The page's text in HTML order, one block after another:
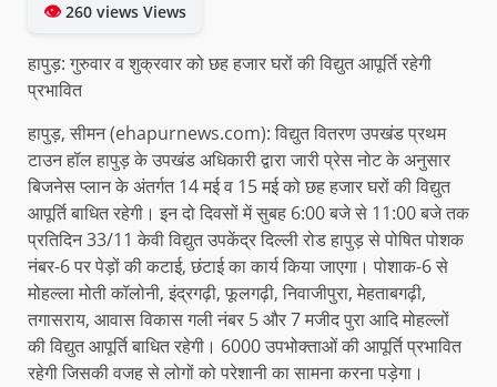
👁260 views Views
हापुड़: गुरुवार व शुक्रवार को छह हजार घरों की विद्युत आपूर्ति रहेगी
प्रभावित
हापुड़, सीमन (ehapurnews.com): विद्युत वितरण उपखंड प्रथम
टाउन हॉल हापुड़ के उपखंड अधिकारी द्वारा जारी प्रेस नोट के अनुसार
बिजनेस प्लान के अंतर्गत 14 मई व 15 मई को छह हजार घरों की विद्युत
आपूर्ति बाधित रहेगी। इन दो दिवसों में सुबह 6:00 बजे से 11:00 बजे तक
प्रतिदिन 33/11 केवी विद्युत उपकेंद्र दिल्ली रोड हापुड़ से पोषित पोशक
नंबर-6 पर पेड़ों की कटाई, छंटाई का कार्य किया जाएगा। पोशाक-6 से
मोहल्ला मोती कॉलोनी, इंद्रगढ़ी, फूलगढ़ी, निवाजीपुरा, मेहताबगढ़ी,
तगासराय, आवास विकास गली नंबर 5 और 7 मजीद पुरा आदि मोहल्लों
की विद्युत आपूर्ति बाधित रहेगी। 6000 उपभोक्ताओं की आपूर्ति प्रभावित
रहेगी जिसकी वजह से लोगों को परेशानी का सामना करना पड़ेगा।